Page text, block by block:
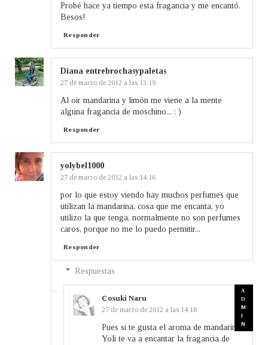
Probé hace ya tiempo esta fragancia y me encantó.
Besos!
Responder
Diana entrebrochasypaletas
27 de marzo de 2012 a las 13:19
Al oir mandarina y limón me viene a la mente
alguna fragancia de moschino... : )
Responder
yolybel1000
27 de marzo de 2012 a las 14:16
por lo que estoy viendo hay muchos perfumes que
utilizan la mandarina, cosa que me encanta, yo
utilizo la que tenga, normalmente no son perfumes
caros, porque no me lo puedo permitir...
Responder
Respuestas
Cosuki Naru
27 de marzo de 2012 a las 14:18
Pues si te gusta el aroma de mandarina
Yoli te va a encantar la fragancia de